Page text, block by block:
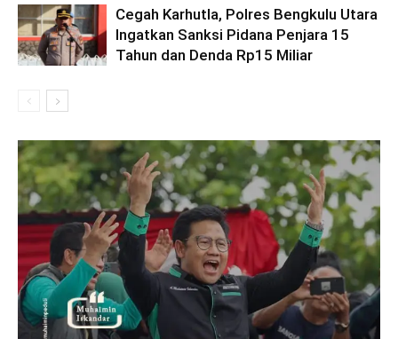
Cegah Karhutla, Polres Bengkulu Utara
Ingatkan Sanksi Pidana Penjara 15
Tahun dan Denda Rp15 Miliar